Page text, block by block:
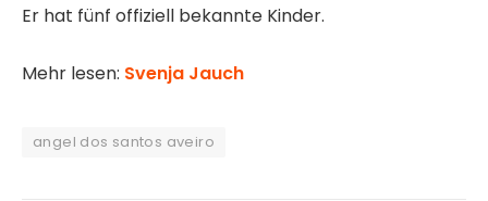
Er hat fünf offiziell bekannte Kinder.
Mehr lesen: Svenja Jauch
angel dos santos aveiro